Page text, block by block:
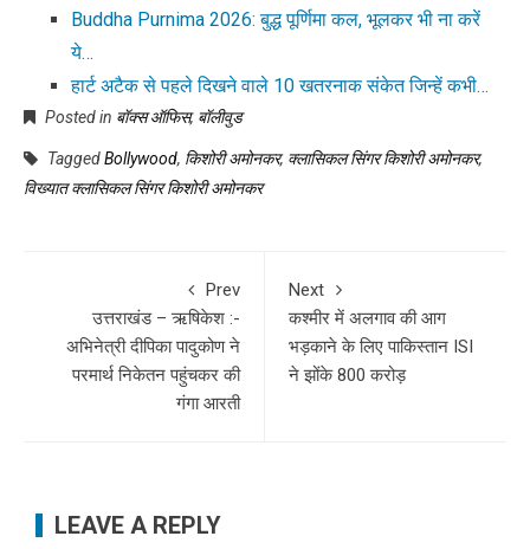
Buddha Purnima 2026: बुद्ध पूर्णिमा कल, भूलकर भी ना करें
ये…
हार्ट अटैक से पहले दिखने वाले 10 खतरनाक संकेत जिन्हें कभी…
Posted in बॉक्स ऑफिस, बॉलीवुड
TaggedBollywood, किशोरी अमोनकर, क्लासिकल सिंगर किशोरी अमोनकर,
विख्यात क्लासिकल सिंगर किशोरी अमोनकर
Prev
उत्तराखंड – ऋषिकेश :-
अभिनेत्री दीपिका पादुकोण ने
परमार्थ निकेतन पहुंचकर की
गंगा आरती
Next
कश्मीर में अलगाव की आग
भड़काने के लिए पाकिस्तान ISI
ने झोंके 800 करोड़
LEAVE A REPLY